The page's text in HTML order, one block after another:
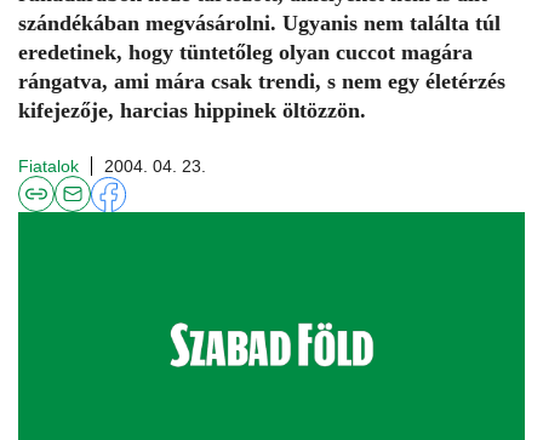
szándékában megvásárolni. Ugyanis nem találta túl
eredetinek, hogy tüntetőleg olyan cuccot magára
rángatva, ami mára csak trendi, s nem egy életérzés
kifejezője, harcias hippinek öltözzön.
Fiatalok 2004. 04. 23.